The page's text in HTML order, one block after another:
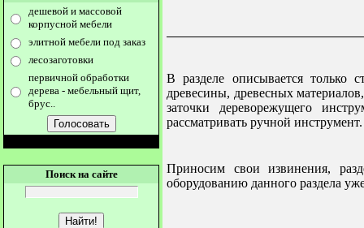
дешевой и массовой
корпусной мебели
элитной мебели под заказ
лесозаготовки
первичной обработки
дерева - мебельный щит,
брус..
Поиск на сайте
В разделе описывается только
древесины, древесных
заточки дереворежущего
рассматривать ручной инструмент.
Приносим свои извинения,
оборудованию данного раздела